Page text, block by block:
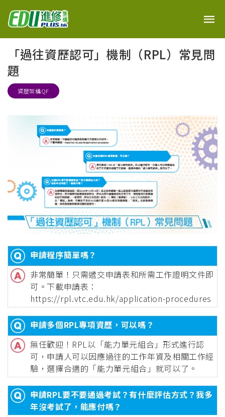
「過往資歷認可」機制（RPL）常見問
題
資歷架構QF
申請程序簡單嗎？
非常簡單！只需遞交申請表和所需工作證明文件即
可。下載申請表：
https://rpl.vtc.edu.hk/application-procedures
申請多個RPL專項資歷，可以嗎？
無任歡迎！RPL以「能力單元組合」形式進行認
可，申請人可以因應過往的工作年資及相關工作經
驗，選擇合適的「能力單元組合」就可以了。
申請RPL要不要通過考試？有什麼評估方式？我多
年沒考試了，能應付嗎？